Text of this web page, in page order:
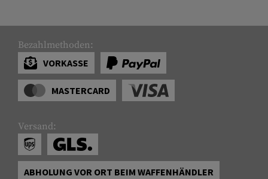
Bezahlmethoden:
VORKASSE
MASTERCARD
Versand:
ABHOLUNG VOR ORT BEIM WAFFENHÄNDLER